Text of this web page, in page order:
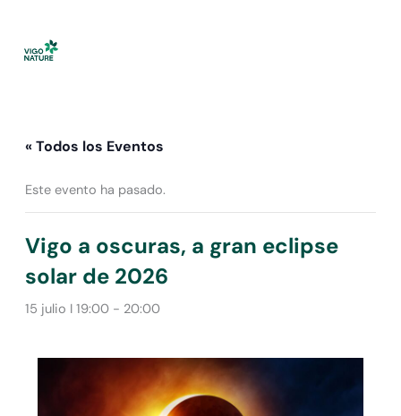
contenido
« Todos los Eventos
Este evento ha pasado.
Vigo a oscuras, a gran eclipse
solar de 2026
15 julio I 19:00- 20:00